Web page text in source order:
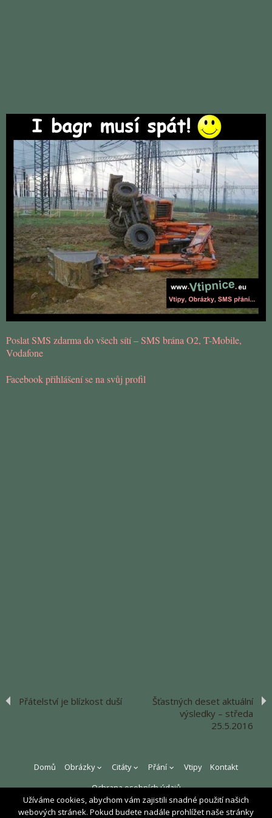
Poslat SMS zdarma do všech sítí – SMS brána O2, T-Mobile,
Vodafone
Facebook přihlášení se na svůj profil
Přátelství je blízkost duší
Šťastných deset aktuální
výsledky – středa
25.5.2016
Domů Obrázky Citáty Přání Vtipy
Kontakt
Ochrana osobních údajů
ZPĚT NAHORU ^
Užíváme cookies, abychom vám zajistili snadné použití našich
webových stránek. Pokud budete nadále prohlížet naše stránky